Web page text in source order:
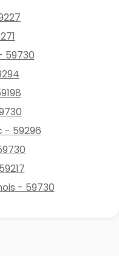
59730
- 59296
- 59730